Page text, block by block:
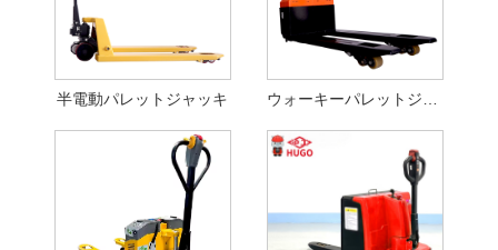
半電動パレットジャッキ ウォーキーパレットジャッキ